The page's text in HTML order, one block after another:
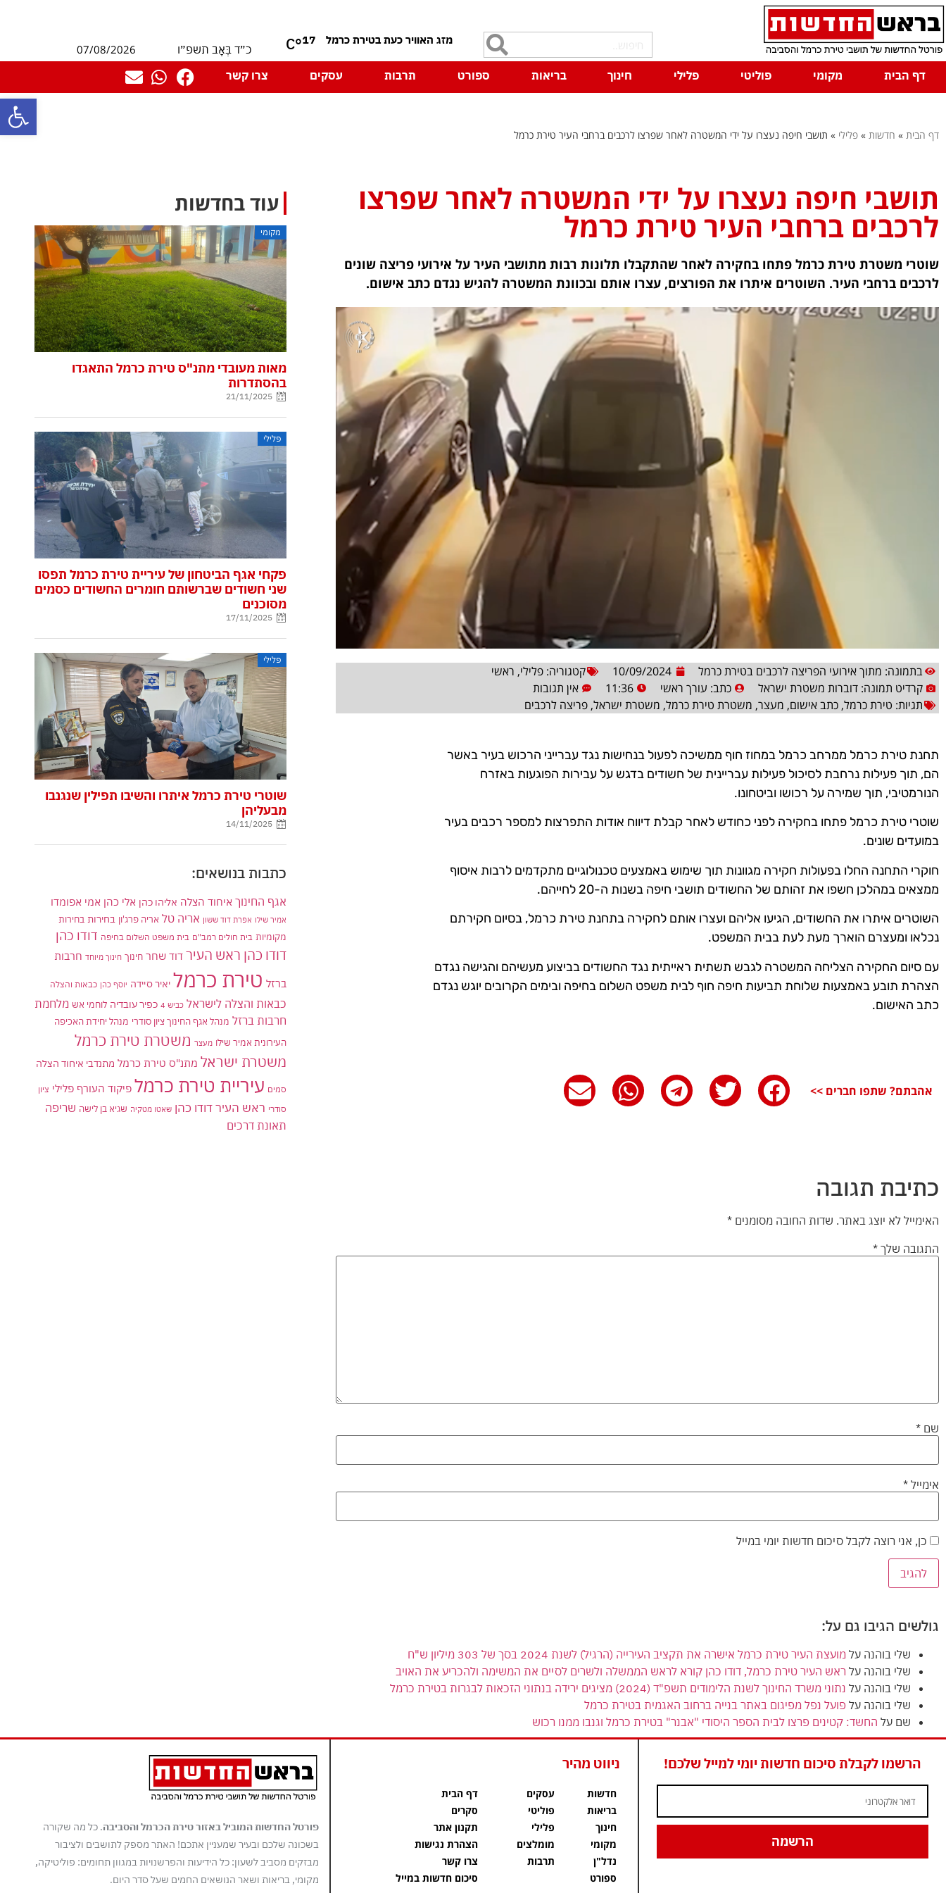
פתח
17
°C כ״ד בְּאָב תשפ״ו
07/08/2026
דף הבית
מקומי פוליטי פלילי חינוך בריאות ספורט תרבות עסקים צרו קשר
דף הבית » חדשות » פלילי » תושבי חיפה נעצרו על ידי המשטרה לאחר שפרצו לרכבים ברחבי העיר טירת כרמל
תושבי חיפה נעצרו על ידי המשטרה לאחר שפרצו
לרכבים ברחבי העיר טירת כרמל
שוטרי משטרת טירת כרמל פתחו בחקירה לאחר שהתקבלו תלונות רבות מתושבי העיר על אירועי פריצה שונים
לרכבים ברחבי העיר. השוטרים איתרו את הפורצים, עצרו אותם ובכוונת המשטרה להגיש נגדם כתב אישום.
בתמונה: מתוך אירועי הפריצה לרכבים בטירת כרמל 10/09/2024 קטגוריה: פלילי, ראשי
קרדיט תמונה: דוברות משטרת ישראל
כתב: עורך ראשי 11:36
אין תגובות
תגיות: טירת כרמל, כתב אישום, מעצר, משטרת טירת כרמל, משטרת ישראל, פריצה לרכבים
תחנת טירת כרמל ממרחב כרמל במחוז חוף ממשיכה לפעול בנחישות נגד עברייני הרכוש בעיר באשר
הם, תוך פעילות נרחבת לסיכול פעילות עבריינית של חשודים בדגש על עבירות הפוגעות באזרח
הנורמטיבי, תוך שמירה על רכושו וביטחונו.
שוטרי טירת כרמל פתחו בחקירה לפני כחודש לאחר קבלת דיווח אודות התפרצות למספר רכבים בעיר
במועדים שונים.
חוקרי התחנה החלו בפעולות חקירה מגוונות תוך שימוש באמצעים טכנולוגיים מתקדמים לרבות איסוף
ממצאים במהלכן חשפו את זהותם של החשודים תושבי חיפה בשנות ה-20 לחייהם.
השוטרים איתרו את החשודים, הגיעו אליהם ועצרו אותם לחקירה בתחנת טירת כרמל, בסיום חקירתם
נכלאו ומעצרם הוארך מעת לעת בבית המשפט.
עם סיום החקירה הצליחה המשטרה לגבש תשתית ראייתית נגד החשודים בביצוע מעשיהם והגישה נגדם
הצהרת תובע באמצעות שלוחת תביעות חיפה חוף לבית משפט השלום בחיפה ובימים הקרובים יוגש נגדם
כתב האישום.
אהבתם? שתפו חברים >>
כתיבת תגובה
האימייל לא יוצג באתר. שדות החובה מסומנים *
התגובה שלך *
שם *
אימייל *
כן, אני רוצה לקבל סיכום חדשות יומי במייל
גולשים הגיבו גם על:
שלי בוהנה על מועצת העיר טירת כרמל אישרה את תקציב העירייה (הרגיל) לשנת 2024 בסך של 303 מיליון ש"ח
שלי בוהנה על ראש העיר טירת כרמל, דודו כהן קורא לראש הממשלה ולשרים לסיים את המשימה ולהכריע את האויב
שלי בוהנה על נתוני משרד החינוך לשנת הלימודים תשפ"ד (2024) מציגים ירידה בנתוני הזכאות לבגרות בטירת כרמל
שלי בוהנה על פועל נפל מפיגום באתר בנייה ברחוב האגמית בטירת כרמל
שם על החשד: קטינים פרצו לבית הספר היסודי "אבנר" בטירת כרמל וגנבו ממנו רכוש
עוד בחדשות
מקומי
מאות מעובדי מתנ"ס טירת כרמל התאגדו
בהסתדרות
21/11/2025
פלילי
פקחי אגף הביטחון של עיריית טירת כרמל תפסו
שני חשודים שברשותם חומרים החשודים כסמים
מסוכנים
17/11/2025
פלילי
שוטרי טירת כרמל איתרו והשיבו תפילין שנגנבו
מבעליהן
14/11/2025
כתבות בנושאים:
אגף החינוך איחוד הצלה אליהו כהן אלי כהן אמי אפומדו
אמיר שילו אפרת דוד ששון אריה טל אריה פרג'ון בחירות בחירות
מקומיות בית חולים רמב"ם בית משפט השלום בחיפה דודו כהן
דודו כהן ראש העיר דוד שחר חינוך חינוך מיוחד חרבות
ברזל טירת כרמל יאיר סיידה יוסף כהן כבאות והצלה
כבאות והצלה לישראל כביש 4 כפיר עובדיה לוחמי אש מלחמת
חרבות ברזל מנהל אגף החינוך ציון סודרי מנהל יחידת האכיפה
העירונית אמיר שילו מעצר משטרת טירת כרמל
משטרת ישראל מתנ"ס טירת כרמל מתנדבי איחוד הצלה
סמים עיריית טירת כרמל פיקוד העורף פלילי ציון
סודרי ראש העיר דודו כהן שאטו מטקיה שגיא בן לישה שריפה
תאונת דרכים
הרשמו לקבלת סיכום חדשות יומי למייל שלכם!
הרשמה
ניווט מהיר
חדשות
בריאות
חינוך
מקומי
נדל"ן
ספורט
עסקים
פוליטי
פלילי
מומלצים
תרבות
דף הבית
סקרים
תקנון אתר
הצהרת נגישות
צרו קשר
סיכום חדשות במייל
פורטל החדשות המוביל באזור טירת הכרמל והסביבה. כל מה שקורה
בשכונה שלכם ובעיר שמעניין אתכם! האתר מספק לתושבים ולציבור
מבזקים מסביב לשעון: כל הידיעות והפרשנויות במגוון תחומים: פוליטיקה,
מקומי, בריאות ושאר הנושאים החמים שעל סדר היום.